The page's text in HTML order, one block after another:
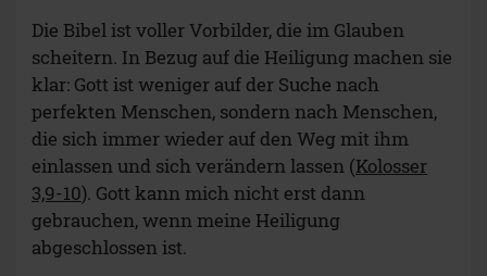
Die Bibel ist voller Vorbilder, die im Glauben
scheitern. In Bezug auf die Heiligung machen sie
klar: Gott ist weniger auf der Suche nach
perfekten Menschen, sondern nach Menschen,
die sich immer wieder auf den Weg mit ihm
einlassen und sich verändern lassen (Kolosser
3,9-10). Gott kann mich nicht erst dann
gebrauchen, wenn meine Heiligung
abgeschlossen ist.